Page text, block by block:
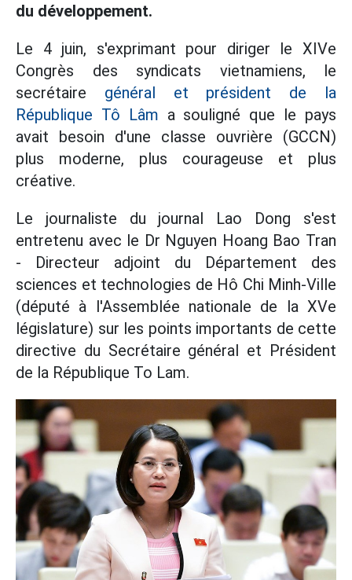
du développement.
Le 4 juin, s'exprimant pour diriger le XIVe
Congrès des syndicats vietnamiens, le
secrétaire général et président de la
République Tô Lâm a souligné que le pays
avait besoin d'une classe ouvrière (GCCN)
plus moderne, plus courageuse et plus
créative.
Le journaliste du journal Lao Dong s'est
entretenu avec le Dr Nguyen Hoang Bao Tran
- Directeur adjoint du Département des
sciences et technologies de Hô Chi Minh-Ville
(député à l'Assemblée nationale de la XVe
législature) sur les points importants de cette
directive du Secrétaire général et Président
de la République To Lam.